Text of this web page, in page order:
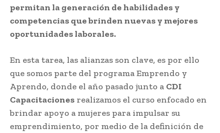
permitan la generación de habilidades y
competencias que brinden nuevas y mejores
oportunidades laborales.
En esta tarea, las alianzas son clave, es por ello
que somos parte del programa Emprendo y
Aprendo, donde el año pasado junto a CDI
Capacitaciones realizamos el curso enfocado en
brindar apoyo a mujeres para impulsar su
emprendimiento, por medio de la definición de